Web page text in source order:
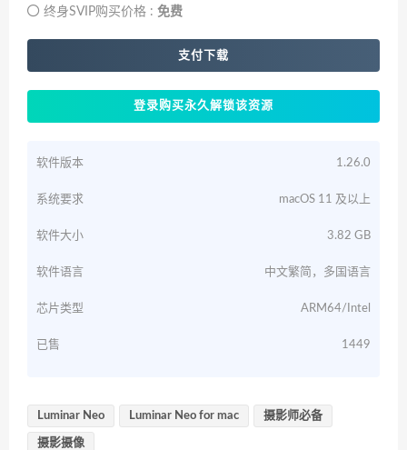
终身SVIP购买价格 : 免费
支付下载
登录购买永久解锁该资源
软件版本 1.26.0
系统要求 macOS 11 及以上
软件大小 3.82 GB
软件语言 中文繁简，多国语言
芯片类型 ARM64/Intel
已售 1449
Luminar Neo Luminar Neo for mac 摄影师必备
摄影摄像